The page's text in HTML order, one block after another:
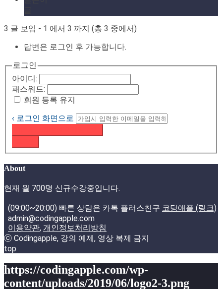
3 글 보임 - 1 에서 3 까지 (총 3 중에서)
답변은 로그인 후 가능합니다.
로그인
아이디:
패스워드:
회원 등록 유지
‹ 로그인 화면으로
About
현재 월 700명 신규수강중입니다.
(09:00~20:00) 빠른 상담은 카톡 플러스친구 코딩애플 (링크)
admin@codingapple.com
이용약관, 개인정보처리방침
ⓒ Codingapple, 강의 예제, 영상 복제 금지
top
https://codingapple.com/wp-
content/uploads/2019/06/logo2-3.png